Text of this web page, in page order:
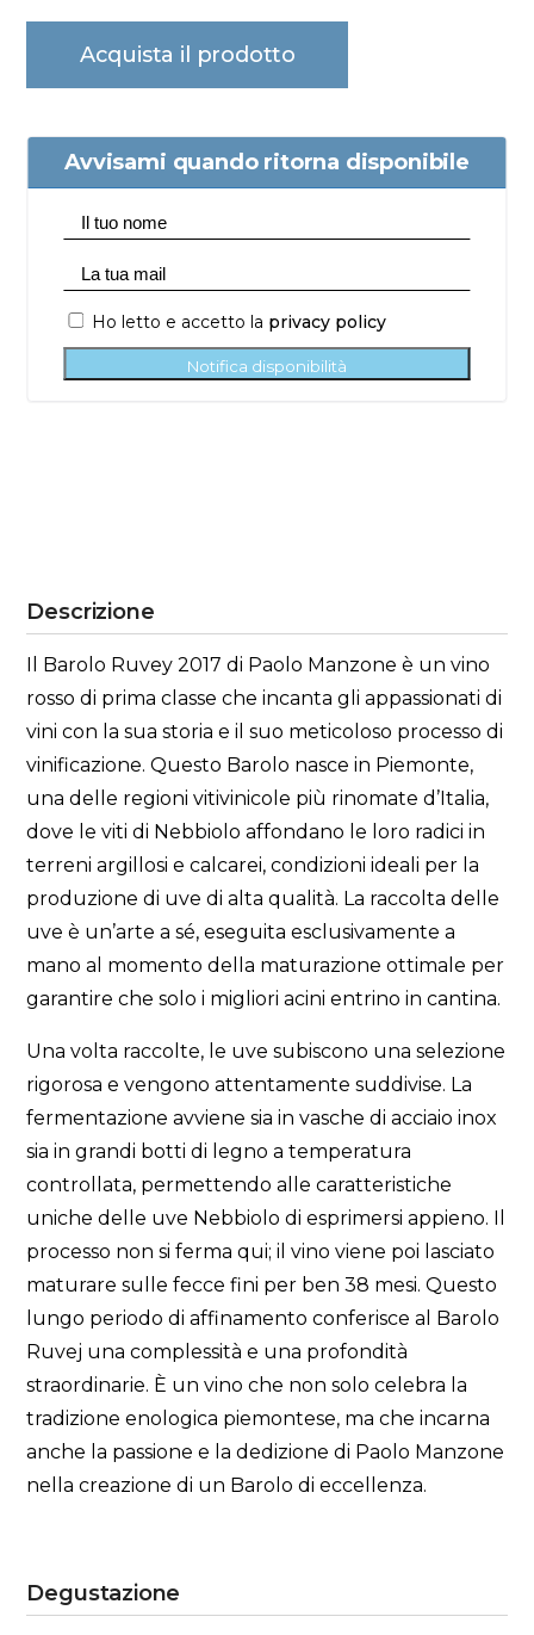
Acquista il prodotto
Avvisami quando ritorna disponibile
Ho letto e accetto la privacy policy
Notifica disponibilità
Descrizione
Il Barolo Ruvey 2017 di Paolo Manzone è un vino
rosso di prima classe che incanta gli appassionati di
vini con la sua storia e il suo meticoloso processo di
vinificazione. Questo Barolo nasce in Piemonte,
una delle regioni vitivinicole più rinomate d’Italia,
dove le viti di Nebbiolo affondano le loro radici in
terreni argillosi e calcarei, condizioni ideali per la
produzione di uve di alta qualità. La raccolta delle
uve è un’arte a sé, eseguita esclusivamente a
mano al momento della maturazione ottimale per
garantire che solo i migliori acini entrino in cantina.
Una volta raccolte, le uve subiscono una selezione
rigorosa e vengono attentamente suddivise. La
fermentazione avviene sia in vasche di acciaio inox
sia in grandi botti di legno a temperatura
controllata, permettendo alle caratteristiche
uniche delle uve Nebbiolo di esprimersi appieno. Il
processo non si ferma qui; il vino viene poi lasciato
maturare sulle fecce fini per ben 38 mesi. Questo
lungo periodo di affinamento conferisce al Barolo
Ruvej una complessità e una profondità
straordinarie. È un vino che non solo celebra la
tradizione enologica piemontese, ma che incarna
anche la passione e la dedizione di Paolo Manzone
nella creazione di un Barolo di eccellenza.
Degustazione